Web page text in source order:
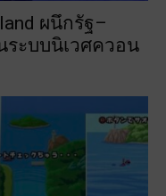
ผนึกรัฐ–
ระบบนิเวศควอน